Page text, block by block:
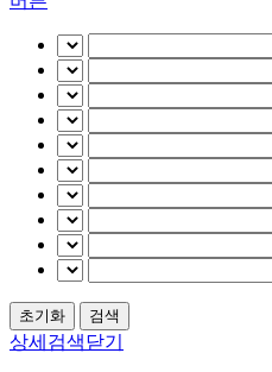
상세검색닫기